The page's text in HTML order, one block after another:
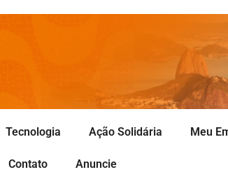
Tecnologia Ação Solidária Meu
Contato Anuncie